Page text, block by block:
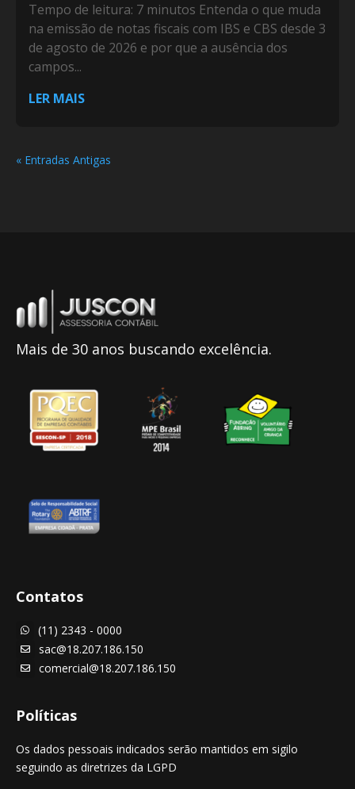
Tempo de leitura: 7 minutos Entenda o que muda
na emissão de notas fiscais com IBS e CBS desde 3
de agosto de 2026 e por que a ausência dos
campos...
LER MAIS
« Entradas Antigas
Mais de 30 anos buscando excelência.
Contatos
 (11) 2343 - 0000
 sac@18.207.186.150
 comercial@18.207.186.150
Políticas
Os dados pessoais indicados serão mantidos em sigilo
seguindo as diretrizes da LGPD